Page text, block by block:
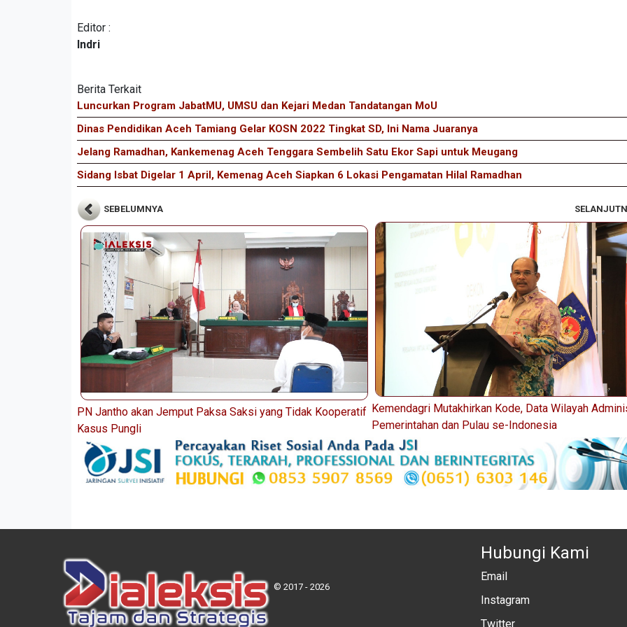
Editor :
Indri
Berita Terkait
Luncurkan Program JabatMU, UMSU dan Kejari Medan Tandatangan MoU
Dinas Pendidikan Aceh Tamiang Gelar KOSN 2022 Tingkat SD, Ini Nama Juaranya
Jelang Ramadhan, Kankemenag Aceh Tenggara Sembelih Satu Ekor Sapi untuk Meugang
Sidang Isbat Digelar 1 April, Kemenag Aceh Siapkan 6 Lokasi Pengamatan Hilal Ramadhan
SEBELUMNYA
PN Jantho akan Jemput Paksa Saksi yang Tidak Kooperatif
Kasus Pungli
Kemendagri Mutakhirkan Kode, Data Wilayah
Pemerintahan dan Pulau se-Indonesia
© 2017 - 2026
Hubungi Kami
Email
Instagram
Twitter